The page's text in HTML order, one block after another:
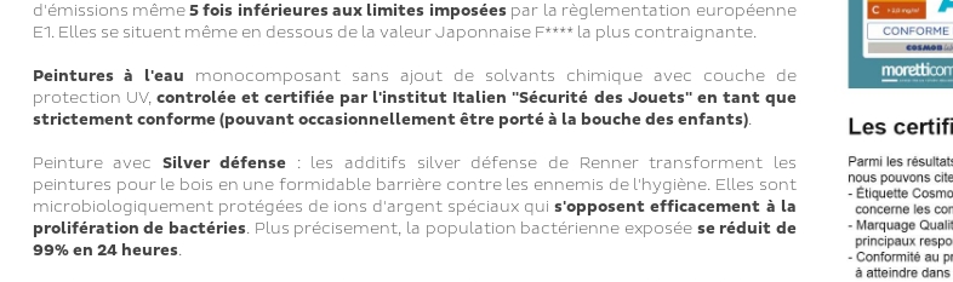
d'émissions même5 fois inférieures aux limites imposéespar la règlementation européenne
E1. Elles se situent même en dessous de la valeur Japonnaise F**** la plus contraignante.
Peintures à l'eau monocomposant sans ajout de solvants chimique avec couche de
protection UV, controlée et certifiée par l'institut Italien "Sécurité des Jouets" en tant que
strictement conforme (pouvant occasionnellement être porté à la bouche des enfants).
Peinture avec Silver défense: les additifs silver défense de Renner transforment les
peintures pour le bois en une formidable barrière contre les ennemis de l'hygiène. Elles sont
microbiologiquement protégées de ions d'argent spéciaux qui s'opposent efficacement à la
prolifération de bactéries. Plus précisement, la population bactérienne exposéese réduit de
99% en 24 heures.